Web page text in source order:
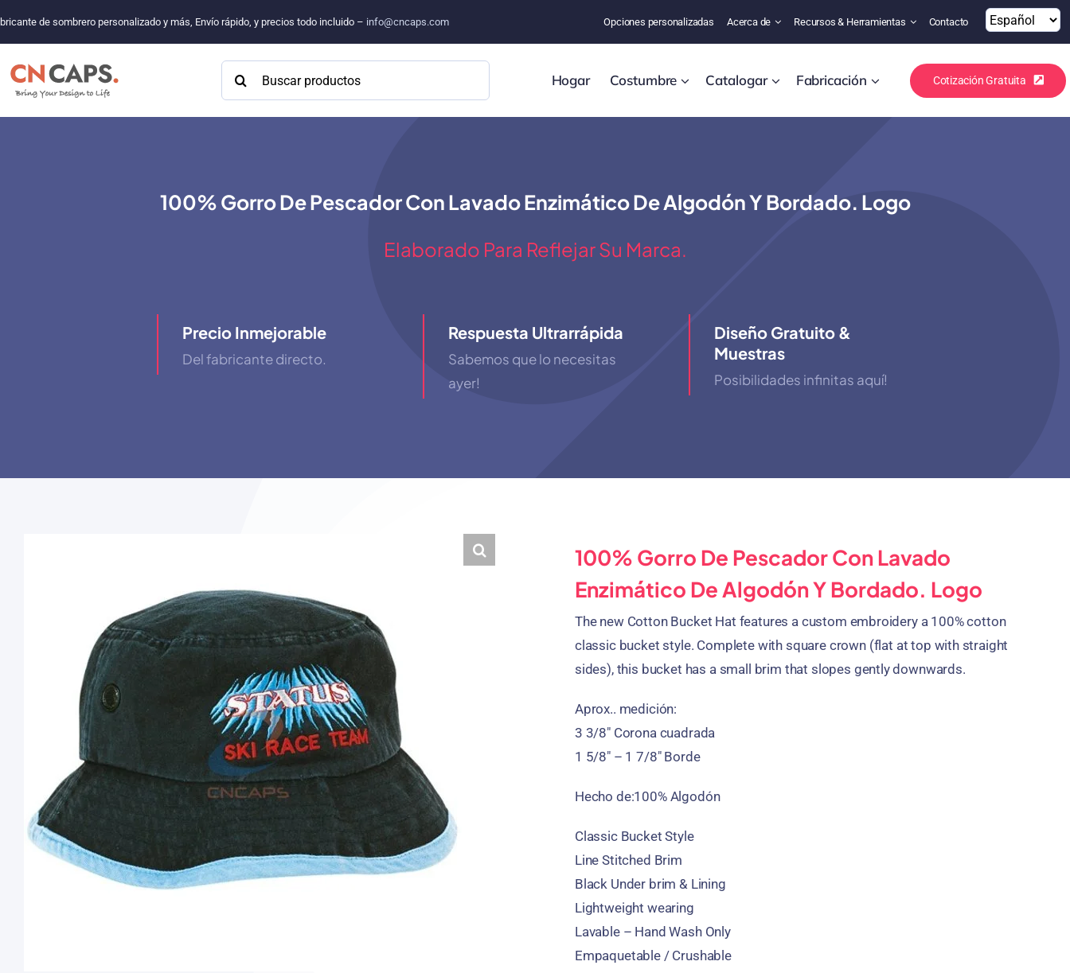
de sombrero personalizado y más, Envío rápido, y precios todo incluido – info@cncaps.com Opciones personalizadas Acerca de Recursos & Herramientas Contacto
Buscar: Hogar Costumbre Catalogar Fabricación Cotización Gratuita
100% Gorro De Pescador Con Lavado Enzimático De Algodón Y Bordado. Logo
Elaborado Para Reflejar Su Marca.
Precio Inmejorable
Del fabricante directo.
Respuesta Ultrarrápida
Sabemos que lo necesitas
ayer!
Diseño Gratuito &
Muestras
Posibilidades infinitas aquí!
100% Gorro De Pescador Con Lavado
Enzimático De Algodón Y Bordado. Logo
The new Cotton Bucket Hat features a custom embroidery a100%cotton
classic bucket style. Complete with square crown(flat at top with straight
sides), this bucket has a small brim that slopes gently downwards.
Aprox.. medición:
3 3/8″ Corona cuadrada
1 5/8″ – 1 7/8″ Borde
Hecho de:100% Algodón
Classic Bucket Style
Line Stitched Brim
Black Under brim & Lining
Lightweight wearing
Lavable – Hand Wash Only
Empaquetable / Crushable